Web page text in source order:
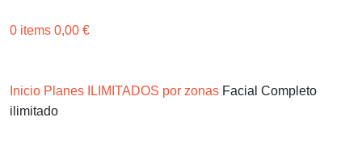
0 items 0,00 €
Inicio Planes ILIMITADOS por zonas Facial Completo
ilimitado